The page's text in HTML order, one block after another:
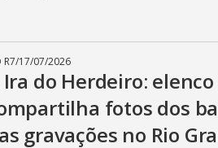
R7/17/07/2026
Ira do Herdeiro: elenco
fotos dos
gravações no Rio